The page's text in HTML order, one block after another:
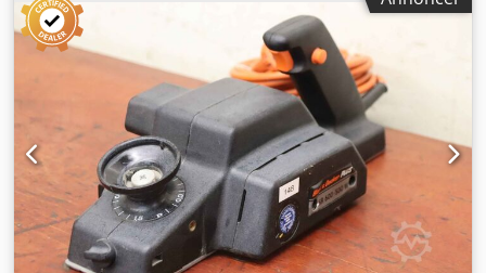
Fremdrivningsmotor, trefaset: 5,5 kW Knivaksels hastighed:
5000 omdr./min. Pladsbehov: 2800 x 1000 mm Vægt: netto
1400 kg Håndbetjening til justering af høvlbordet 4
knivaksler med vendbare knive Tilbehør: Suvamatic I
fremragende stand Placering: tilgængelig fra lager 54634
Bitburg - tilgængelig med det samme - Cjdsznnimjpfx
Aqgorf Forbehold for mellemsalg.